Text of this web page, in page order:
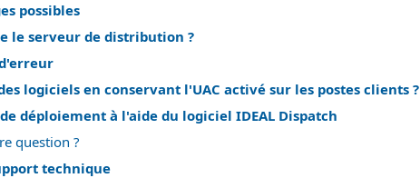
possibles
le serveur de distribution ?
logiciels en conservant l'UAC activé sur les postes clients ?
déploiement à l'aide du logiciel IDEAL Dispatch
question ?
technique